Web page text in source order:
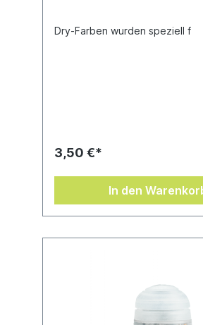
Dry-Farben wurden speziell f
3,50 €*
In den